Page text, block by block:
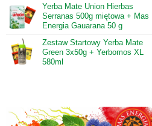
Yerba Mate Union Hierbas
Serranas 500g miętowa + Mas
Energia Gauarana 50 g
Zestaw Startowy Yerba Mate
Green 3x50g + Yerbomos XL
580ml